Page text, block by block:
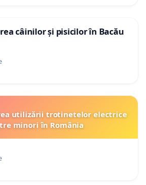
câinilor și pisicilor în Bacău
utilizării trotinetelor electrice
minori în România